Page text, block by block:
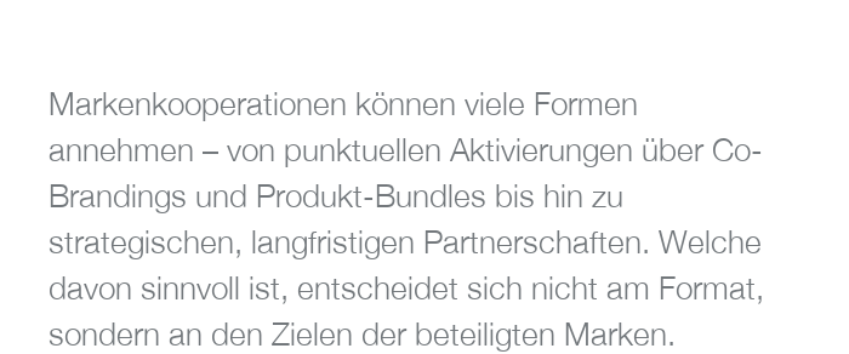
Markenkooperationen können viele Formen
annehmen – von punktuellen Aktivierungen über Co-
Brandings und Produkt-Bundles bis hin zu
strategischen, langfristigen Partnerschaften. Welche
davon sinnvoll ist, entscheidet sich nicht am Format,
sondern an den Zielen der beteiligten Marken.